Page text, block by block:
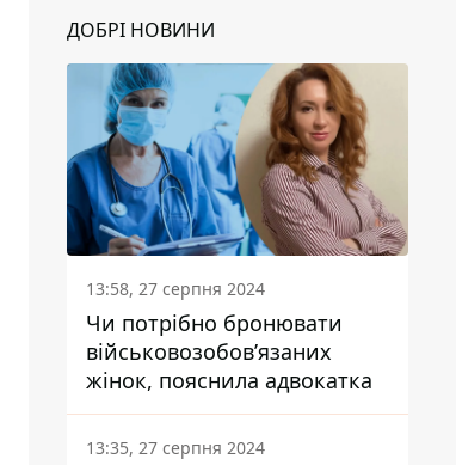
ДОБРІ НОВИНИ
13:58, 27 серпня 2024
Чи потрібно бронювати
військовозобов’язаних
жінок, пояснила адвокатка
13:35, 27 серпня 2024